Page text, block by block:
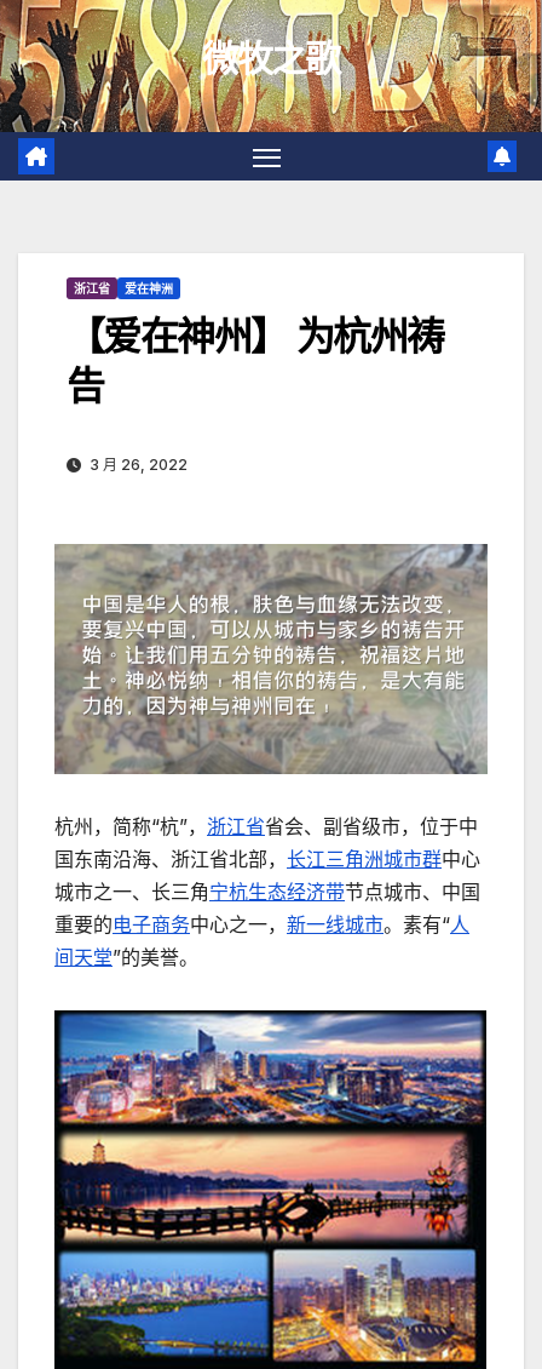
跳
至
内
容
微牧之歌
浙江省 爱在神洲
【爱在神州】 为杭州祷
告
3 月 26, 2022
杭州，简称“杭”， 浙江省省会、副省级市，位于中
国东南沿海、浙江省北部， 长江三角洲城市群中心
城市之一、长三角宁杭生态经济带节点城市、中国
重要的电子商务中心之一， 新一线城市。素有“人
间天堂”的美誉。